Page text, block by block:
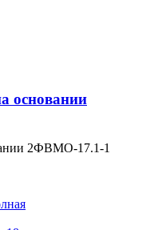
основании
2ФВМO-17.1-1